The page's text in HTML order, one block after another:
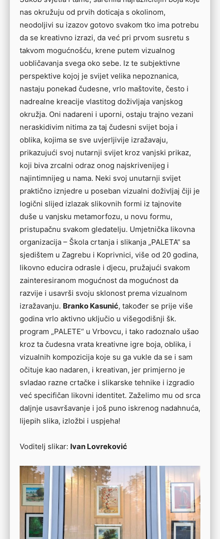
nas okružuju od prvih doticaja s okolinom,
neodoljivi su izazov gotovo svakom tko ima potrebu
da se kreativno izrazi, da već pri prvom susretu s
takvom mogućnošću, krene putem vizualnog
uobličavanja svega oko sebe. Iz te subjektivne
perspektive kojoj je svijet velika nepoznanica,
nastaju ponekad čudesne, vrlo maštovite, često i
nadrealne kreacije vlastitog doživljaja vanjskog
okružja. Oni nadareni i uporni, ostaju trajno vezani
neraskidivim nitima za taj čudesni svijet boja i
oblika, kojima se sve uvjerljivije izražavaju,
prikazujući svoj nutarnji svijet kroz vanjski prikaz,
koji biva zrcalni odraz onog najskrivenijeg i
najintimnijeg u nama. Neki svoj unutarnji svijet
praktično iznjedre u poseban vizualni doživljaj čiji je
logični slijed izlazak slikovnih formi iz tajnovite
duše u vanjsku metamorfozu, u novu formu,
pristupačnu svakom gledatelju. Umjetnička likovna
organizacija – Škola crtanja i slikanja „PALETA“ sa
sjedištem u Zagrebu i Koprivnici, više od 20 godina,
likovno educira odrasle i djecu, pružajući svakom
zainteresiranom mogućnost da mogućnost da
razvije i usavrši svoju sklonost prema vizualnom
izražavanju. Branko Kasunić, također se prije više
godina vrlo aktivno uključio u višegodišnji šk.
program „PALETE“ u Vrbovcu, i tako radoznalo ušao
kroz ta čudesna vrata kreativne igre boja, oblika, i
vizualnih kompozicija koje su ga vukle da se i sam
očituje kao nadaren, i kreativan, jer primjerno je
svladao razne crtačke i slikarske tehnike i izgradio
već specifičan likovni identitet. Zaželimo mu od srca
daljnje usavršavanje i još puno iskrenog nadahnuća,
lijepih slika, izložbi i uspjeha!
Voditelj slikar: Ivan Lovreković